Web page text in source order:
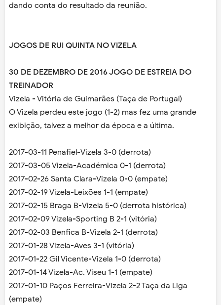
dando conta do resultado da reunião.
JOGOS DE RUI QUINTA NO VIZELA
30 DE DEZEMBRO DE 2016 JOGO DE ESTREIA DO
TREINADOR
Vizela - Vitória de Guimarães (Taça de Portugal)
O Vizela perdeu este jogo (1-2) mas fez uma grande
exibição, talvez a melhor da época e a última.
2017-03-11 Penafiel-Vizela 3-0 (derrota)
2017-03-05 Vizela-Académica 0-1 (derrota)
2017-02-26 Santa Clara-Vizela 0-0 (empate)
2017-02-19 Vizela-Leixões 1-1 (empate)
2017-02-15 Braga B-Vizela 5-0 (derrota histórica)
2017-02-09 Vizela-Sporting B 2-1 (vitória)
2017-02-03 Benfica B-Vizela 2-1 (derrota)
2017-01-28 Vizela-Aves 3-1 (vitória)
2017-01-22 Gil Vicente-Vizela 1-0 (derrota)
2017-01-14 Vizela-Ac. Viseu 1-1 (empate)
2017-01-10 Paços Ferreira-Vizela 2-2 Taça da Liga
(empate)